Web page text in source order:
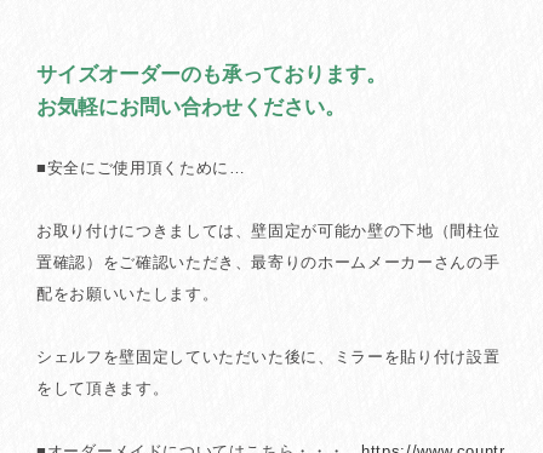
サイズオーダーのも承っております。
お気軽にお問い合わせください。
■安全にご使用頂くために…
お取り付けにつきましては、壁固定が可能か壁の下地（間柱位
置確認）をご確認いただき、最寄りのホームメーカーさんの手
配をお願いいたします。
シェルフを壁固定していただいた後に、ミラーを貼り付け設置
をして頂きます。